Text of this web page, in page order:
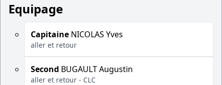
Equipage
Capitaine NICOLAS Yves
aller et retour
Second BUGAULT Augustin
aller et retour - CLC